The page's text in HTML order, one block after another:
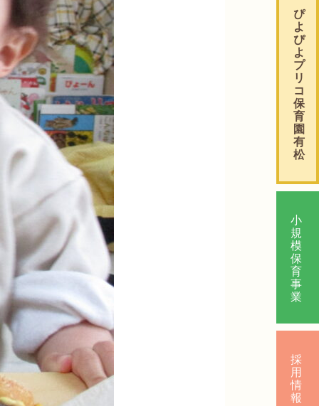
ぴ
よ
ぴ
よ
プ
リ
コ
保
育
園
有
松
小
規
模
保
育
事
業
採
用
情
報